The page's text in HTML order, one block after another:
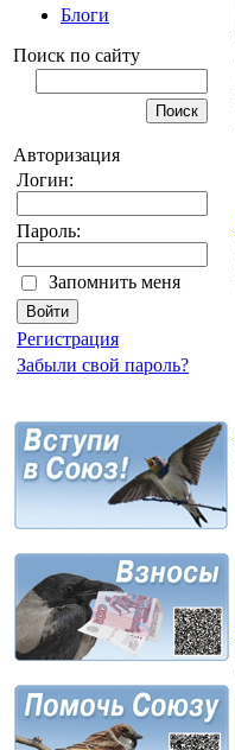
Блоги
Поиск по сайту
Авторизация
Логин:
Пароль:
Запомнить меня
Регистрация
Забыли свой пароль?